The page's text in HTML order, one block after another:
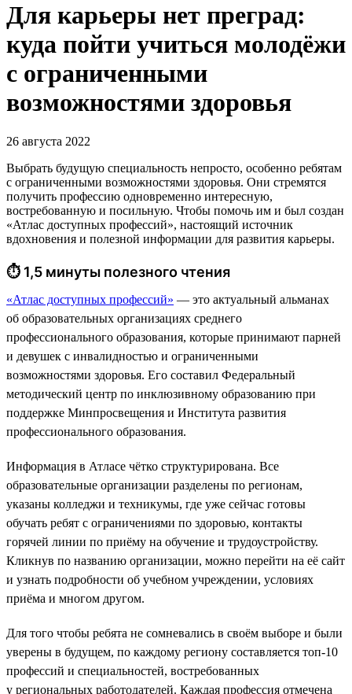
Для карьеры нет преград:
куда пойти учиться молодёжи
с ограниченными
возможностями здоровья
26 августа 2022
Выбрать будущую специальность непросто, особенно ребятам
с ограниченными возможностями здоровья. Они стремятся
получить профессию одновременно интересную,
востребованную и посильную. Чтобы помочь им и был создан
«Атлас доступных профессий», настоящий источник
вдохновения и полезной информации для развития карьеры.
⏱ 1,5 минуты полезного чтения
«Атлас доступных профессий» — это актуальный альманах
об образовательных организациях среднего
профессионального образования, которые принимают парней
и девушек с инвалидностью и ограниченными
возможностями здоровья. Его составил Федеральный
методический центр по инклюзивному образованию при
поддержке Минпросвещения и Института развития
профессионального образования.
Информация в Атласе чётко структурирована. Все
образовательные организации разделены по регионам,
указаны колледжи и техникумы, где уже сейчас готовы
обучать ребят с ограничениями по здоровью, контакты
горячей линии по приёму на обучение и трудоустройству.
Кликнув по названию организации, можно перейти на её сайт
и узнать подробности об учебном учреждении, условиях
приёма и многом другом.
Для того чтобы ребята не сомневались в своём выборе и были
уверены в будущем, по каждому региону составляется топ-10
профессий и специальностей, востребованных
у региональных работодателей. Каждая профессия отмечена